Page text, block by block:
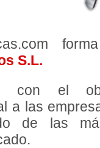
S.L.
con el
a las
de las